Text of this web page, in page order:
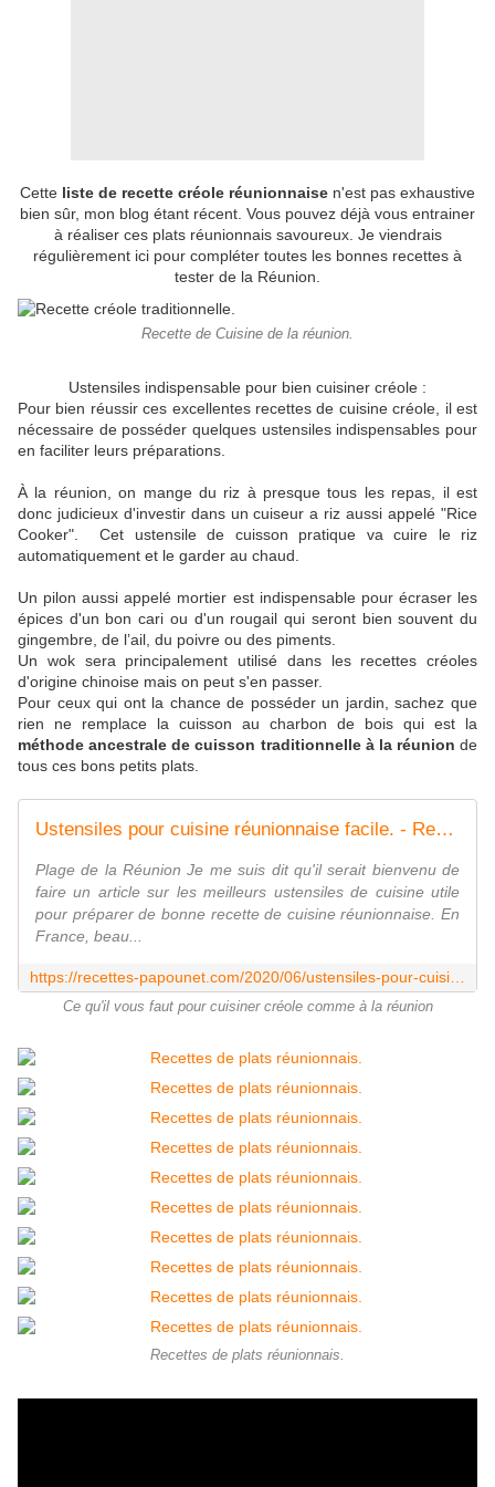
Cette liste de recette créole réunionnaise n'est pas exhaustive
bien sûr, mon blog étant récent. Vous pouvez déjà vous entrainer
à réaliser ces plats réunionnais savoureux. Je viendrais
régulièrement ici pour compléter toutes les bonnes recettes à
tester de la Réunion.
Recette de Cuisine de la réunion.
Ustensiles indispensable pour bien cuisiner créole :
Pour bien réussir ces excellentes recettes de cuisine créole, il est
nécessaire de posséder quelques ustensiles indispensables pour
en faciliter leurs préparations.
À la réunion, on mange du riz à presque tous les repas, il est
donc judicieux d'investir dans un cuiseur a riz aussi appelé "Rice
Cooker". Cet ustensile de cuisson pratique va cuire le riz
automatiquement et le garder au chaud.
Un pilon aussi appelé mortier est indispensable pour écraser les
épices d'un bon cari ou d'un rougail qui seront bien souvent du
gingembre, de l’ail, du poivre ou des piments.
Un wok sera principalement utilisé dans les recettes créoles
d'origine chinoise mais on peut s'en passer.
Pour ceux qui ont la chance de posséder un jardin, sachez que
rien ne remplace la cuisson au charbon de bois qui est la
méthode ancestrale de cuisson traditionnelle à la réunion de
tous ces bons petits plats.
Ustensiles pour cuisine réunionnaise facile. - Recettes de Papounet
Plage de la Réunion Je me suis dit qu'il serait bienvenu de
faire un article sur les meilleurs ustensiles de cuisine utile
pour préparer de bonne recette de cuisine réunionnaise. En
France, beau...
Ce qu'il vous faut pour cuisiner créole comme à la réunion
Recettes de plats réunionnais.